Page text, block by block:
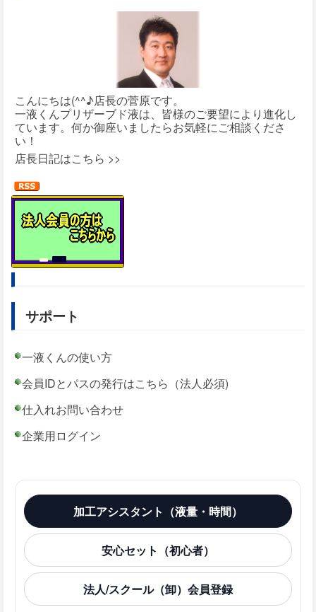
こんにちは(^^♪店長の菅原です。
一液くんプリザーブド液は、皆様のご要望により進化し
ています。何か御座いましたらお気軽にご相談くださ
い！
店長日記はこちら >>
サポート
一液くんの使い方
会員IDとパスの発行はこちら（法人必須)
仕入れお問い合わせ
企業用ログイン
加工アシスタント（液量・時間）
安心セット（初心者）
法人/スクール（卸）会員登録